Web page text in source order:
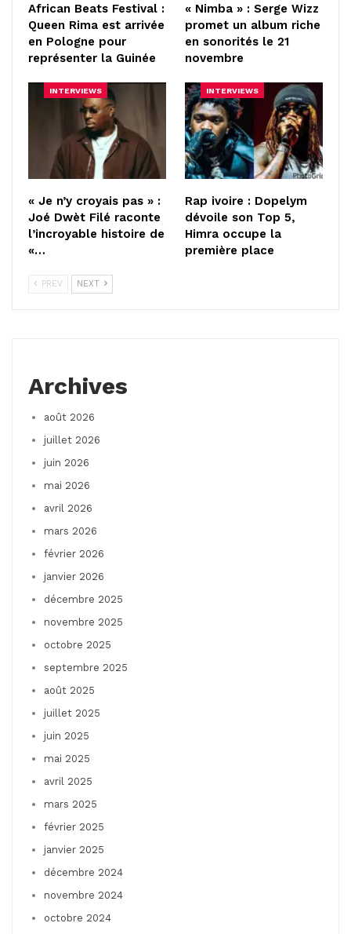
African Beats Festival :
Queen Rima est arrivée
en Pologne pour
représenter la Guinée
« Nimba » : Serge Wizz
promet un album riche
en sonorités le 21
novembre
INTERVIEWS
« Je n’y croyais pas » :
Joé Dwèt Filé raconte
l’incroyable histoire de
«…
INTERVIEWS
Rap ivoire : Dopelym
dévoile son Top 5,
Himra occupe la
première place
PREV NEXT
Archives
août 2026
juillet 2026
juin 2026
mai 2026
avril 2026
mars 2026
février 2026
janvier 2026
décembre 2025
novembre 2025
octobre 2025
septembre 2025
août 2025
juillet 2025
juin 2025
mai 2025
avril 2025
mars 2025
février 2025
janvier 2025
décembre 2024
novembre 2024
octobre 2024